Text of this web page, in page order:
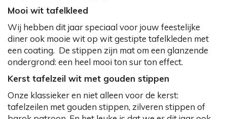
Mooi wit tafelkleed
Wij hebben dit jaar speciaal voor jouw feestelijke
diner ook mooie wit op wit gestipte tafelkleden met
een coating. De stippen zijn mat om een glanzende
ondergrond: een heel mooi ton sur ton effect.
Kerst tafelzeil wit met gouden stippen
Onze klassieker en niet alleen voor de kerst:
tafelzeilen met gouden stippen, zilveren stippen of